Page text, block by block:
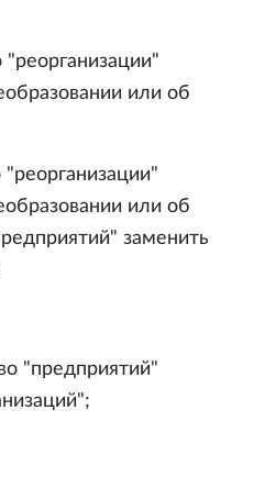
или об
или об
заменить
"предприятий"